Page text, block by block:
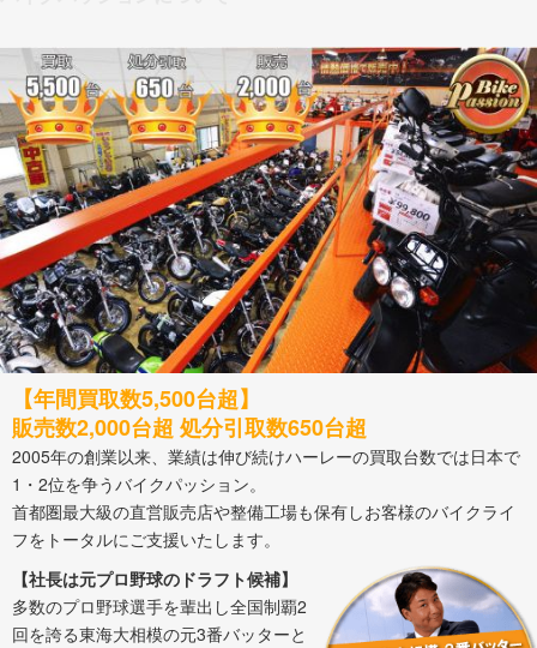
【年間買取数5,500台超】
販売数2,000台超 処分引取数650台超
2005年の創業以来、業績は伸び続けハーレーの買取台数では日本で
1・2位を争うバイクパッション。
首都圏最大級の直営販売店や整備工場も保有しお客様のバイクライ
フをトータルにご支援いたします。
【社長は元プロ野球のドラフト候補】
多数のプロ野球選手を輩出し全国制覇2
回を誇る東海大相模の元3番バッターと